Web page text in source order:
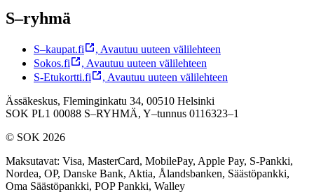
S–ryhmä
S–kaupat.fi , Avautuu uuteen välilehteen
Sokos.fi
, Avautuu uuteen välilehteen
S-Etukortti.fi
, Avautuu uuteen välilehteen
Ässäkeskus, Fleminginkatu 34, 00510 Helsinki
SOK PL1 00088 S–RYHMÄ, Y–tunnus 0116323–1
© SOK 2026
Maksutavat: Visa, MasterCard, MobilePay, Apple Pay, S-Pankki,
Nordea, OP, Danske Bank, Aktia, Ålandsbanken, Säästöpankki,
Oma Säästöpankki, POP Pankki, Walley